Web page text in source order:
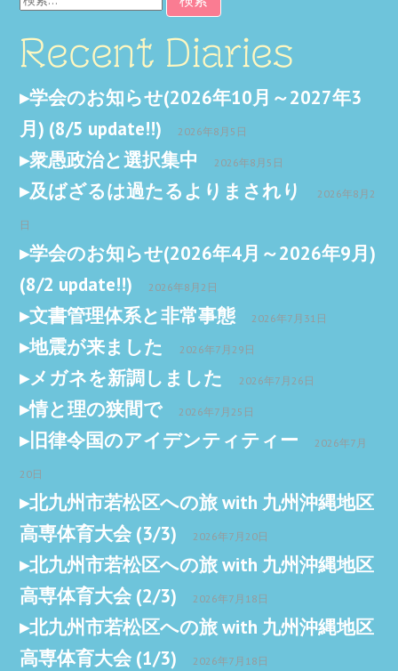
索:
Recent Diaries
学会のお知らせ(2026年10月～2027年3
月) (8/5 update!!)
2026年8月5日
衆愚政治と選択集中 2026年8月5日
及ばざるは過たるよりまされり 2026年8月2
日
学会のお知らせ(2026年4月～2026年9月)
(8/2 update!!)
2026年8月2日
文書管理体系と非常事態 2026年7月31日
地震が来ました 2026年7月29日
メガネを新調しました 2026年7月26日
情と理の狭間で 2026年7月25日
旧律令国のアイデンティティー 2026年7月
20日
北九州市若松区への旅 with 九州沖縄地区
高専体育大会 (3/3)
2026年7月20日
北九州市若松区への旅 with 九州沖縄地区
高専体育大会 (2/3)
2026年7月18日
北九州市若松区への旅 with 九州沖縄地区
高専体育大会 (1/3)
2026年7月18日